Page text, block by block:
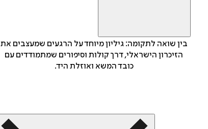
בין שואה לתקומה: גיליון מיוחד על הרגעים שמעצבים את
הזיכרון הישראלי, דרך קולות וסיפורים שמתמודדים עם
כובד המשא ואוזלת היד.